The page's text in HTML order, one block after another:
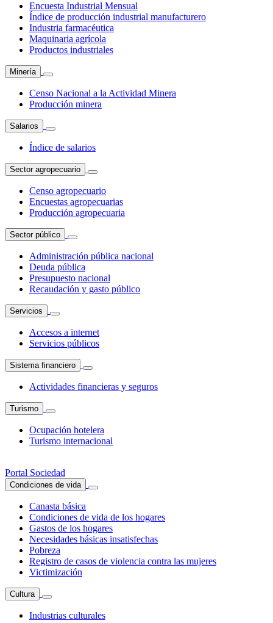
Encuesta Industrial Mensual
Índice de producción industrial manufacturero
Industria farmacéutica
Maquinaria agrícola
Productos industriales
Minería
Censo Nacional a la Actividad Minera
Producción minera
Salarios
Índice de salarios
Sector agropecuario
Censo agropecuario
Encuestas agropecuarias
Producción agropecuaria
Sector público
Administración pública nacional
Deuda pública
Presupuesto nacional
Recaudación y gasto público
Servicios
Accesos a internet
Servicios públicos
Sistema financiero
Actividades financieras y seguros
Turismo
Ocupación hotelera
Turismo internacional
Portal Sociedad
Condiciones de vida
Canasta básica
Condiciones de vida de los hogares
Gastos de los hogares
Necesidades básicas insatisfechas
Pobreza
Registro de casos de violencia contra las mujeres
Victimización
Cultura
Industrias culturales